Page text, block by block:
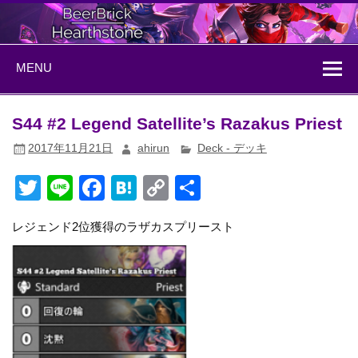
Skip
content
BeerBrick
Hearthstone
MENU
S44 #2 Legend Satellite’s Razakus Priest
2017年11月21日 ahirun Deck - デッキ
T
tt
er
Li
e
F
c
e
b
o
o
H
e
n
a
C
p
y
Li
n
k
レジェンド2位獲得のラザカスプリースト